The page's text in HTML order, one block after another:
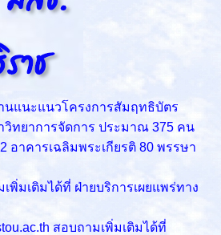
แนะแนวโครงการสัมฤทธิบัตร
ทยาการจัดการ ประมาณ 375 คน
าคารเฉลิมพระเกียรติ 80 พรรษา
พิ่มเติมได้ที่ ฝ่ายบริการเผยแพร่ทาง
สอบถามเพิ่มเติมได้ที่